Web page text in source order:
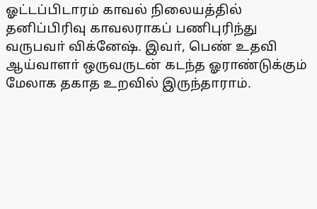
ஓட்டப்பிடாரம் காவல் நிலையத்தில்
தனிப்பிரிவு காவலராகப் பணிபுரிந்து
வருபவா் விக்னேஷ். இவா், பெண் உதவி
ஆய்வாளா் ஒருவருடன் கடந்த ஓராண்டுக்கும்
மேலாக தகாத உறவில் இருந்தாராம்.